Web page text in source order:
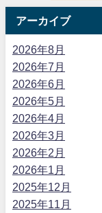
アーカイブ
2026年8月
2026年7月
2026年6月
2026年5月
2026年4月
2026年3月
2026年2月
2026年1月
2025年12月
2025年11月